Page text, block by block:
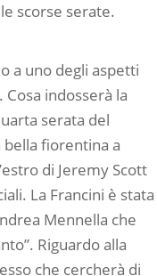
scorse serate.
a uno degli aspetti
indosserà la
serata del
bella fiorentina a
di Jeremy Scott
La Francini è stata
Mennella che
Riguardo alla
che cercherà di